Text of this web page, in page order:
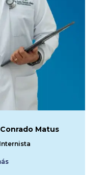
Matus